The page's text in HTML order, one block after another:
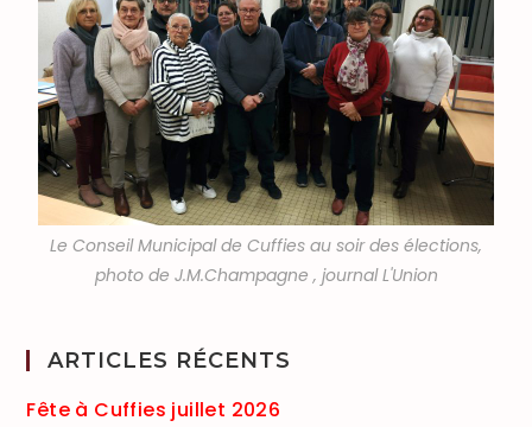
Le Conseil Municipal de Cuffies au soir des élections,
photo de J.M.Champagne , journal L'Union
ARTICLES RÉCENTS
Fête à Cuffies juillet 2026